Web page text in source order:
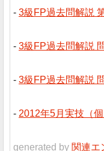
- 3級FP過去問解説
- 3級FP過去問解説
- 3級FP過去問解説
- 2012年5月実技（
generated by 関連エ